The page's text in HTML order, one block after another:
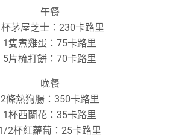
午餐
茅屋芝士：230卡路里
1隻煮雞蛋：75卡路里
5片梳打餅：70卡路里
晚餐
2條熱狗腸：350卡路里
1杯西蘭花：35卡路里
2杯紅蘿蔔：25卡路里